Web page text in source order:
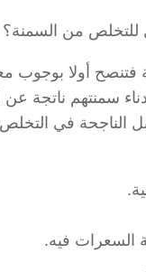
للتخلص من السمنة؟
فتنصح أولا بوجوب
سمنتهم ناتجة عن
في التخلص